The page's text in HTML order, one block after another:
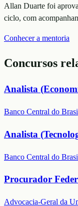
Allan Duarte foi
ciclo, com
Conhecer a mentoria
Concursos
Analista
Banco Central do
Analista
Banco Central do
Procurador
Advocacia-Geral da